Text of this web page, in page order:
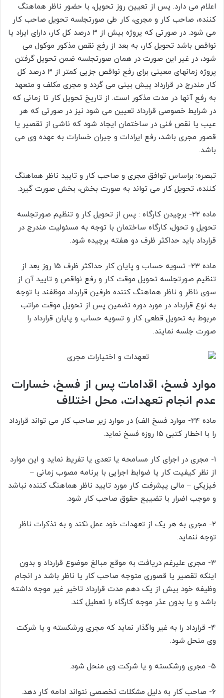
اعلام می دارد. پس از تعیین روز تحویل، با حضور ناظر هماهنگ
کننده، صاحب کار و مجری، کار طی صورتجلسه تحویل صاحب کار
می شود. در صورتی که پروژه بیش از ۳ درصد کل کار، دارای ایراد یا
نواقص باشد تحویل کار، به بعد از رفع نقص مذکور موکول می
شود، در غیر این صورت در همان صورتجلسه ضمن تحویل گرفتن
پروژه زمانهای معینی برای رفع نواقص جزیی کمتر از ۳ درصد کل
کار مندرج در قرارداد پیش بینی می گردد و مجری مکلف و متعهد
به رفع آنها در مدت مذکور است. از تاریخ تحویل کار تا زمانی که
در شرایط خصوصی قرارداد تعیین می شود نیز در صورتی که هر
عیب یا نقص فنی در ساختمان ایجاد شود که ناشی از تقصیر یا
قصور مجری باشد، رفع ایرادات و جبران خسارات به عهده وی می
باشد.
تبصره: براساس توافق مجری و صاحب کار و تایید ناظر هماهنگ
کننده، تحویل کار می تواند به صورت بخش، بخش صورت گیرد.
ماده ۲۲- برچیدن کارگاه : پس از تحویل کار و تنظیم صورتجلسه
تحویل و تحول، کارگاه ساختمان با توجه به مسئولیت مندرج در
قرارداد باید حداکثر ظرف دو هفته برچیده شود.
ماده ۲۳- تسویه حساب و پایان کار حداکثر ظرف ۱۵ روز بعد از
تنظیم صورتجلسه تحویل موقت کار و رفع نواقص و تایید آن از
سوی ناظر و ناظر هماهنگ کننده طرفین قرارداد موظفند با توجه
به نوع قرارداد در مورد دوره تضمین پس از تحویل موقت مراتب
مربوط به تحویل قطعی کار و تسویه حساب و پایان قرارداد را
صورت جلسه نمایند.
موارد فسخ، اقدامات پس از فسخ، خسارات
عدم انجام تعهدات، محل اختلاف
ماده ۲۴- موارد فسخ الف) در موارد زیر صاحب کار می تواند قرارداد
را با اخطار کتبی ۱۵ روزه فسخ نماید.
۱- مجری در اجرای کار مسامحه یا تعدی یا تفریط نماید و این موارد
از نظر کیفیت کار یا ضوابط اجرایی با برنامه مصوب زمانی –
فیزیکی – مالی پیشرفت کار مورد تایید ناظر هماهنگ کننده نباشد
و موجب اضرار با تضییع حقوق صاحب کار شود.
۲- مجری به هر یک از تعهدات خود عمل نکند و به تذکرات ناظر
توجه ننماید.
٣- مجری علیرغم دریافت به موقع مبالغ موضوع قرارداد و بدون
اینکه تقصیر یا قصوری متوجه صاحب کار یا ناظر باشد در انجام
وظیفه خود بیش از یک دهم مدت قرارداد تاخير غير موجه داشته
باشد و یا بدون عذر موجه کارگاه را تعطیل کند.
۴- قرارداد را به غیر واگذار نماید که مجری ورشکسته و یا شرکت
وی منحل شود.
۵- مجری ورشکسته و یا شرکت وی منحل شود.
۶- صاحب کار به دلیل مشکلات تخصصی نتواند ادامه کار دهد.